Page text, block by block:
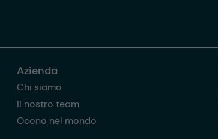
Azienda
Chi siamo
Il nostro team
Ocono nel mondo